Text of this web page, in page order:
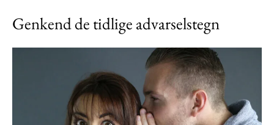
Genkend de tidlige advarselstegn